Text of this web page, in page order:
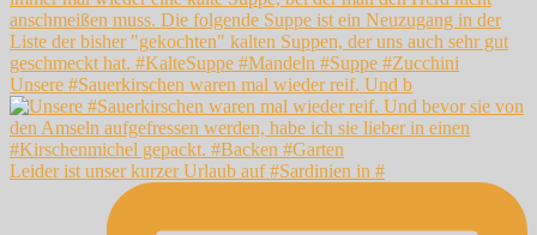
Unsere #Sauerkirschen waren mal wieder reif. Und b
Leider ist unser kurzer Urlaub auf #Sardinien in #